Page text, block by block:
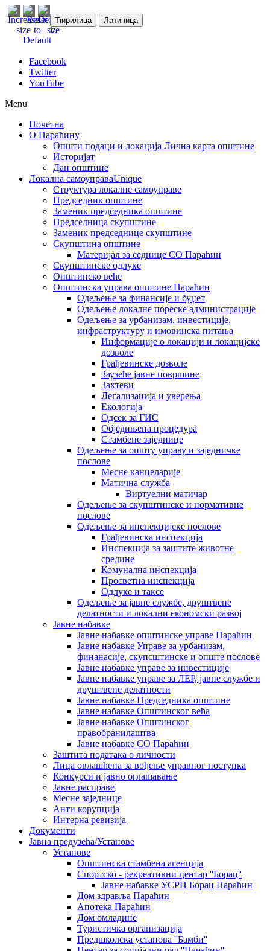
Ћирилица Латиница
Facebook
Twitter
YouTube
Menu
Почетна
О Параћину
Општи подаци и локација Лична карта општине
Историјат
Дан општине
Локална самоуправаUnique
Структура локалне самоуправе
Председник општине
Заменик председника општине
Председница скупштине
Заменик председнице скупштине
Скупштина општине
Материјал за седнице СО Параћин
Скупштинске одлуке
Општинско веће
Општинска управа општине Параћин
Одељење за финансије и буџет
Одељење локалне пореске администрације
Одељење за урбанизам, инвестиције,
инфраструктуру и имовинска питања
Информације о локацији и локацијске
дозволе
Грађевинске дозволе
Заузеће јавне површине
Захтеви
Легализација и уверења
Екологија
Одсек за ГИС
Обједињена процедура
Стамбене заједнице
Oдељење за општу управу и заједничке
послове
Месне канцеларије
Матична служба
Виртуелни матичар
Одељење за скупштинске и нормативне
послове
Одељење за инспекцијске послове
Грађевинска инспекција
Инспекција за заштите животне
средине
Комунална инспекција
Просветна инспекција
Одлуке и таксе
Одељење за јавне службе, друштвене
делатности и локални економски развој
Јавне набавке
Јавне набавке општинске управе Параћин
Јавне набавке Управе за урбанизам,
финанасије, скупсштинске и опште послове
Јавне набавке управе за инвестиције
Јавне набавке управе за ЛЕР, јавне службе и
друштвене делатности
Јавне набавке Председника општине
Јавне набавке Општинског већа
Јавне набавке Општинског
правобранилаштва
Јавне набавке СО Параћин
Заштита података о личности
Лица овлашћена за вођење управног поступка
Конкурси и јавно оглашавање
Јавне расправе
Месне заједнице
Анти корупција
Интерна ревизија
Документи
Јавна предузећа/Установе
Установе
Општинскa стамбенa агенцијa
Спортско - рекреативни центар ''Борац''
Јавне набавке УСРЦ Борац Параћин
Дом здравља Параћин
Апотека Параћин
Дом омладине
Туристичка организација
Предшколска установа ''Бамби''